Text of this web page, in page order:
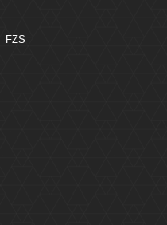
FZS